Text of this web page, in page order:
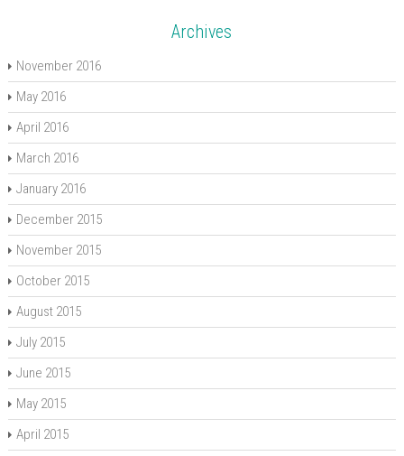
Archives
November 2016
May 2016
April 2016
March 2016
January 2016
December 2015
November 2015
October 2015
August 2015
July 2015
June 2015
May 2015
April 2015